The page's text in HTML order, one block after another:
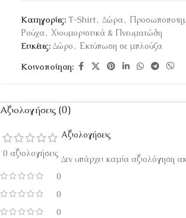
Κατηγορίες: T-Shirt, Δώρα,
Ρούχα, Χιουμοριστικά & Πνευματώδη
Ετικέτες: Δώρο , Εκτύπωση σε μπλούζα
Κοινοποίηση:
Αξιολογήσεις (0)
0 αξιολογήσεις
0
0
0
Αξιολογήσεις
Δεν υπάρχει καμία αξιολόγηση